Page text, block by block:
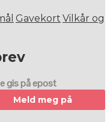
Gavekort Vilkår og
gis på epost
Meld meg på